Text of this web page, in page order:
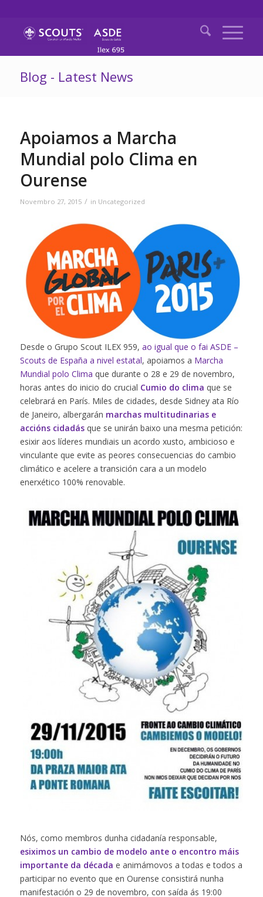
Blog - Latest News
Apoiamos a Marcha
Mundial polo Clima en
Ourense
Novembro 27, 2015 / in Uncategorized
Desde o Grupo Scout ILEX 959, ao igual que o fai ASDE –
Scouts de España a nivel estatal, apoiamos a Marcha
Mundial polo Clima que durante o 28 e 29 de novembro,
horas antes do inicio do crucial Cumio do clima que se
celebrará en París. Miles de cidades, desde Sidney ata Río
de Janeiro, albergarán marchas multitudinarias e
accións cidadás que se unirán baixo una mesma petición:
esixir aos líderes mundiais un acordo xusto, ambicioso e
vinculante que evite as peores consecuencias do cambio
climático e acelere a transición cara a un modelo
enerxético 100% renovable.
Nós, como membros dunha cidadanía responsable,
esiximos un cambio de modelo ante o encontro máis
importante da década e animámovos a todas e todos a
participar no evento que en Ourense consistirá nunha
manifestación o 29 de novembro, con saída ás 19:00